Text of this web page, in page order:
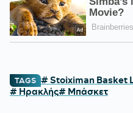
TAGS # Stoiximan Basket
# Ηρακλής# Μπάσκετ